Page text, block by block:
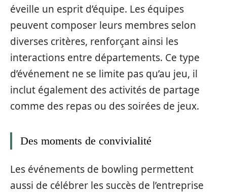
éveille un esprit d’équipe. Les équipes
peuvent composer leurs membres selon
diverses critères, renforçant ainsi les
interactions entre départements. Ce type
d’événement ne se limite pas qu’au jeu, il
inclut également des activités de partage
comme des repas ou des soirées de jeux.
Des moments de convivialité
Les événements de bowling permettent
aussi de célébrer les succès de l’entreprise